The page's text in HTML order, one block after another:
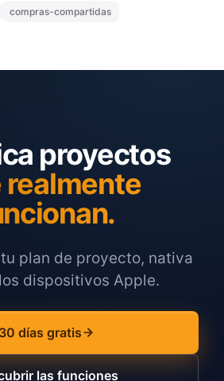
compras-compartidas
proyectos
realmente
plan de proyecto, nativa
dispositivos Apple.
30 días gratis
las funciones